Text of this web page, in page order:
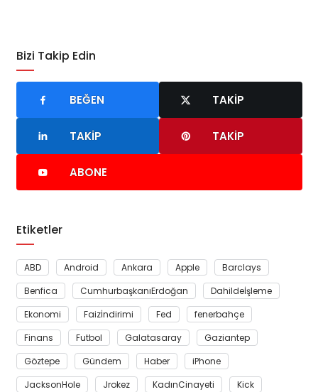
Bizi Takip Edin
BEĞEN TAKIP
TAKIP TAKIP
ABONE
Etiketler
ABD Android Ankara Apple
Barclays
Benfica
CumhurbaşkanıErdoğan
Dahildeİşleme
Ekonomi
Faizİndirimi Fed
fenerbahçe
Finans
Futbol Galatasaray
Gaziantep
Göztepe
Gündem Haber
iPhone
JacksonHole
Jrokez KadınCinayeti Kick